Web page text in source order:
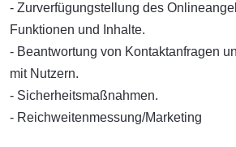
- Zurverfügungstellung des
Funktionen und Inhalte.
- Beantwortung von Kontaktanfragen
mit Nutzern.
- Sicherheitsmaßnahmen.
- Reichweitenmessung/Marketing